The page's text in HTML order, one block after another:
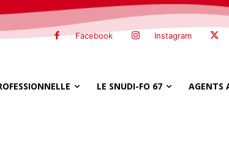
Facebook Instagram
LE SNUDI-FO 67 AGENTS